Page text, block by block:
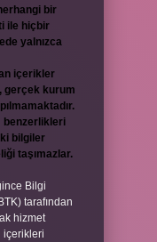
bir
ile hiçbir
yalnızca
içerikler
gerçek kurum
benzerlikleri
bilgiler
taşımazlar.
Bilgi
tarafından
hizmet
içerikleri